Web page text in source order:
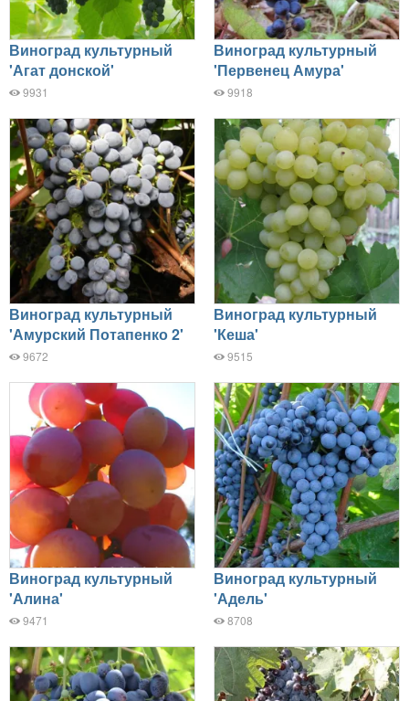
Виноград культурный
'Агат донской'
9931
Виноград культурный
'Первенец Амура'
9918
Виноград культурный
'Амурский Потапенко 2'
9672
Виноград культурный
'Кеша'
9515
Виноград культурный
'Алина'
9471
Виноград культурный
'Адель'
8708